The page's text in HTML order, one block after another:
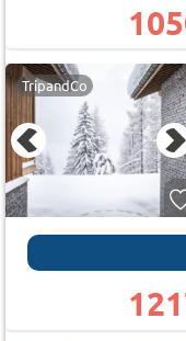
TripandCo